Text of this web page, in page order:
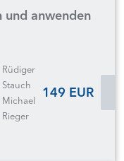
und anwenden
Rüdiger
Stauch
Michael
Rieger
149 EUR